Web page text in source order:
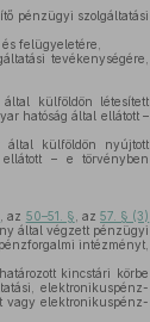
pénzügyi szolgáltatási
felügyeletére,
tevékenységére,
által külföldön létesített
hatóság által ellátott –
által külföldön nyújtott
ellátott – e törvényben
, az 50–51. § , az57. § (3)
által végzett pénzügyi
intézményt,
kincstári körbe
elektronikuspénz-
vagy elektronikuspénz-